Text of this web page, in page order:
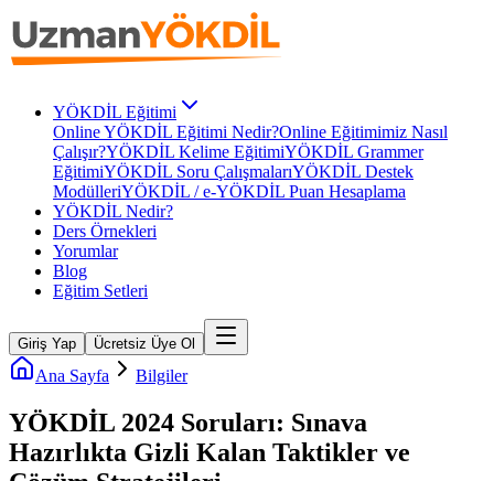
YÖKDİL Eğitimi
Online YÖKDİL Eğitimi Nedir?Online Eğitimimiz Nasıl
Çalışır?YÖKDİL Kelime EğitimiYÖKDİL Grammer
EğitimiYÖKDİL Soru ÇalışmalarıYÖKDİL Destek
ModülleriYÖKDİL / e-YÖKDİL Puan Hesaplama
YÖKDİL Nedir?
Ders Örnekleri
Yorumlar
Blog
Eğitim Setleri
Giriş Yap Ücretsiz Üye Ol
Ana Sayfa Bilgiler
YÖKDİL 2024 Soruları: Sınava
Hazırlıkta Gizli Kalan Taktikler ve